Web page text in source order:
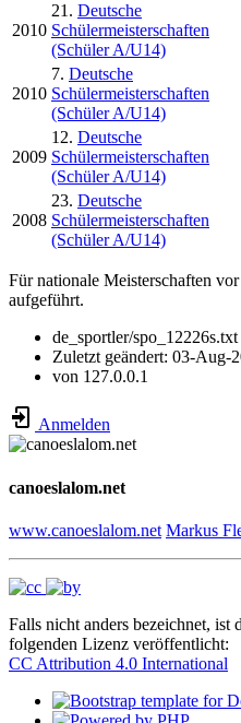
2010
21. Deutsche
Schülermeisterschaften
(Schüler A/U14)
2010
7. Deutsche
Schülermeisterschaften
(Schüler A/U14)
2009
12. Deutsche
Schülermeisterschaften
(Schüler A/U14)
2008
23. Deutsche
Schülermeisterschaften
(Schüler A/U14)
Für nationale Meisterschaften
aufgeführt.
de_sportler/spo_12226s.txt
Zuletzt geändert: 03-Aug-
von 127.0.0.1
Anmelden
canoeslalom.net
www.canoeslalom.net Markus
Falls nicht anders bezeichnet, ist
folgenden Lizenz veröffentlicht:
CC Attribution 4.0 International